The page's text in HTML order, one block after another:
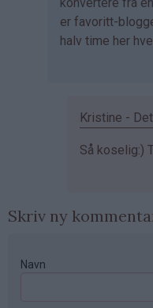
på
av
er favoritt-
halv time her
Kristine -
Som
Mari
Så koselig:)
Skriv ny
Navn